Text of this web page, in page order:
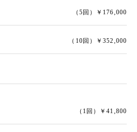
（5回）￥176,000
（10回）￥352,000
（1回）￥41,800